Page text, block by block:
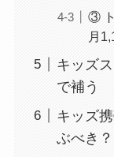
③
月
キッズ
で補う
キッズ
ぶべき？